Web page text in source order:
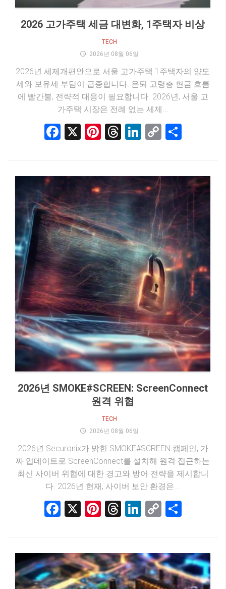
2026 고가주택 세금 대변화, 1주택자 비상
TECH
2026년 08월 06일
2026년 세제개편안으로 서울 고가주택 1주택자의 양도
세와 보유세 부담이 급증합니다. 은퇴 고령층 현금 흐름
에 빨간불, 전략적 대응이 필요합니다. 2026년, 서울 고
가주택 시장은 전례 없는 세제...
Facebook
X Pinterest
Threads
LinkedIn
CopyShare
2026년 SMOKE#SCREEN: ScreenConnect
원격 위협
TECH
2026년 08월 06일
2026년 Securonix가 밝힌 SMOKE#SCREEN 캠페인, 가
짜 업데이트로 ScreenConnect를 설치해 원격 접근하는
최신 사이버 위협에 대한 경고와 방어 전략을 제시합니
다. 2026년 현재, 사이버 보안 환경은...
Facebook
X Pinterest
Threads
LinkedIn
CopyShare